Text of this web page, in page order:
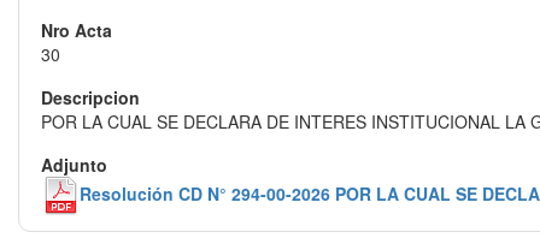
30
POR LA CUAL SE DECLARA DE INTERES INSTITUCIONAL
Resolución CD N° 294-00-2026 POR LA CUAL SE